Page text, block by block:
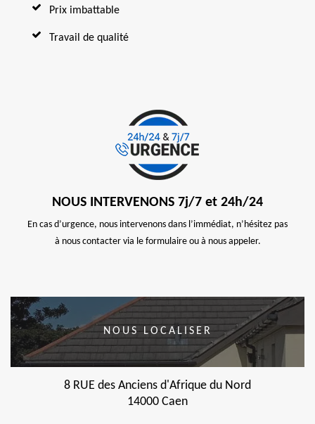
Prix imbattable
Travail de qualité
NOUS INTERVENONS 7j/7 et 24h/24
En cas d’urgence, nous intervenons dans l’immédiat, n’hésitez pas
à nous contacter via le formulaire ou à nous appeler.
NOUS LOCALISER
8 RUE des Anciens d'Afrique du Nord
14000 Caen